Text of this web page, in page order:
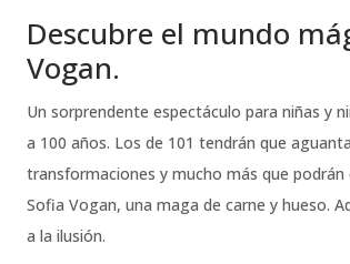
Descubre el mundo
Vogan.
Un sorprendente espectáculo para niñas y
a 100 años. Los de 101 tendrán que
transformaciones y mucho más que
Sofia Vogan, una maga de carne y hueso.
a la ilusión.